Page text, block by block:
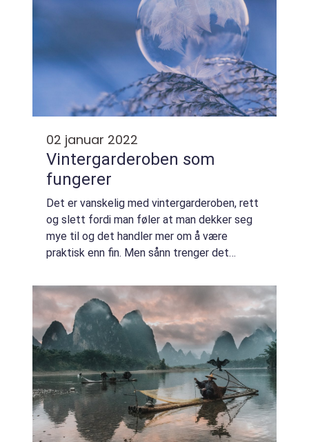
02 januar 2022
Vintergarderoben som
fungerer
Det er vanskelig med vintergarderoben, rett
og slett fordi man føler at man dekker seg
mye til og det handler mer om å være
praktisk enn fin. Men sånn trenger det